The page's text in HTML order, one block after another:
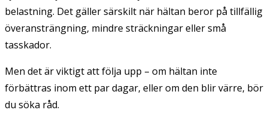
belastning. Det gäller särskilt när hältan beror på tillfällig
överansträngning, mindre sträckningar eller små
tasskador.
Men det är viktigt att följa upp – om hältan inte
förbättras inom ett par dagar, eller om den blir värre, bör
du söka råd.